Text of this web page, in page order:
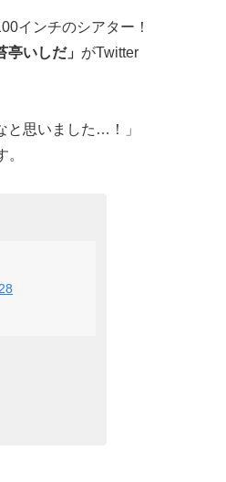
インチのシアター！
亭いしだ」 がTwitter
と思いました…！」